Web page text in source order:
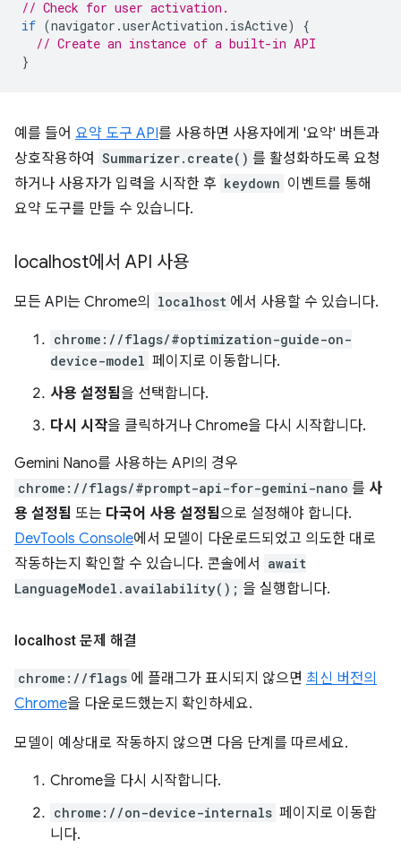
// Check for user activation.
if (navigator .userActivation . isActive)
{
// Create an instance of a built-in API
}
예를 들어 요약 도구 API를 사용하면 사용자에게 '요약' 버튼과
상호작용하여 Summarizer.create() 를 활성화하도록 요청
하거나 사용자가 입력을 시작한 후 keydown 이벤트를 통해
요약 도구를 만들 수 있습니다.
localhost에서 API 사용
모든 API는 Chrome의 localhost 에서 사용할 수 있습니다.
chrome://flags/#optimization-guide-on-
device-model 페이지로 이동합니다.
사용 설정됨을 선택합니다.
다시 시작을 클릭하거나 Chrome을 다시 시작합니다.
Gemini Nano를 사용하는 API의 경우
chrome://flags/#prompt-api-for-gemini-nano 를 사
용 설정됨 또는 다국어 사용 설정됨으로 설정해야 합니다.
DevTools Console에서 모델이 다운로드되었고 의도한 대로
작동하는지 확인할 수 있습니다. 콘솔에서
await
LanguageModel.availability(); 을 실행합니다.
localhost 문제 해결
chrome://flags 에 플래그가 표시되지 않으면 최신 버전의
Chrome을 다운로드했는지 확인하세요.
모델이 예상대로 작동하지 않으면 다음 단계를 따르세요.
Chrome을 다시 시작합니다.
chrome://on-device-internals 페이지로 이동합
니다.